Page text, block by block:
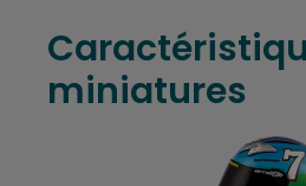
miniatures